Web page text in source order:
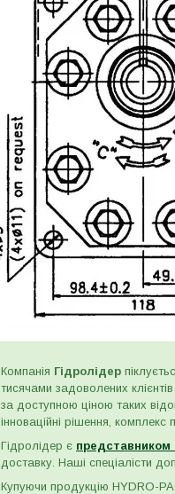
Компанія Гідролідер
тисячами задоволених
за доступною ціною таких
інноваційні рішення, комплекс
Гідролідер є представником
доставку. Наші спеціалісти
Купуючи продукцію HYDRO-